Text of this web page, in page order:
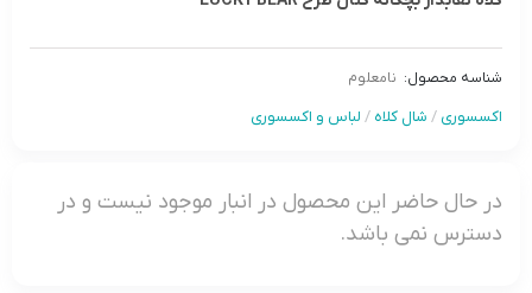
شناسه محصول: نامعلوم
اکسسوری / شال کلاه / لباس و اکسسوری
در حال حاضر این محصول در انبار موجود نیست و در
دسترس نمی باشد.